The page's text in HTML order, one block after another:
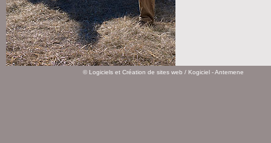
© Logiciels et Création de sites web / Kogiciel - Antemene